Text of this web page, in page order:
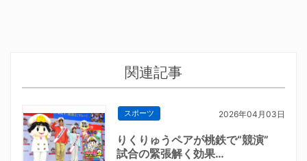
関連記事
スポーツ 2026年04月03日
りくりゅうペアが桃鉄で“競演”
試合の緊張解く効果…